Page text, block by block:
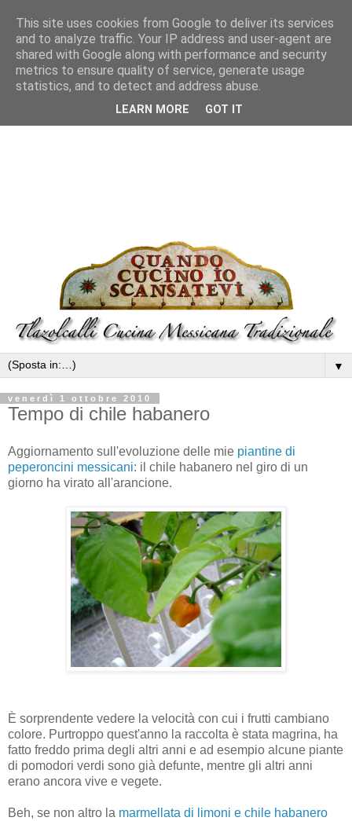
▼
venerdì 1 ottobre 2010
Tempo di chile habanero
Aggiornamento sull'evoluzione delle mie piantine di
peperoncini messicani: il chile habanero nel giro di un
giorno ha virato all'arancione.
È sorprendente vedere la velocità con cui i frutti cambiano
colore. Purtroppo quest'anno la raccolta è stata magrina, ha
fatto freddo prima degli altri anni e ad esempio alcune piante
di pomodori verdi sono già defunte, mentre gli altri anni
erano ancora vive e vegete.
Beh, se non altro la marmellata di limoni e chile habanero
This site uses cookies from Google to deliver its services
and to analyze traffic. Your IP address and user-agent are
shared with Google along with performance and security
metrics to ensure quality of service, generate usage
statistics, and to detect and address abuse.
LEARN MORE GOT IT